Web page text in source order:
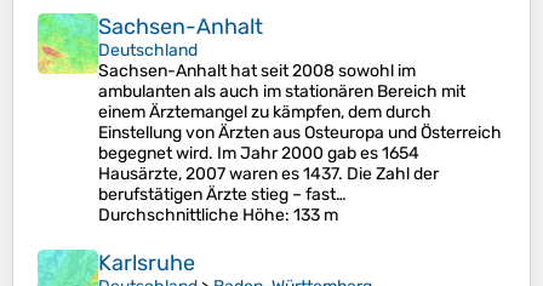
Sachsen-Anhalt
Deutschland
Sachsen-Anhalt hat seit 2008 sowohl im
ambulanten als auch im stationären Bereich mit
einem Ärztemangel zu kämpfen, dem durch
Einstellung von Ärzten aus Osteuropa und Österreich
begegnet wird. Im Jahr 2000 gab es 1654
Hausärzte, 2007 waren es 1437. Die Zahl der
berufstätigen Ärzte stieg – fast…
Durchschnittliche Höhe: 133 m
Karlsruhe